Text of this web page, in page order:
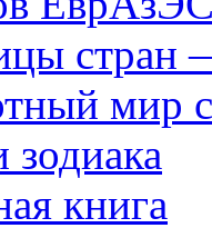
стран
мир
зодиака
книга